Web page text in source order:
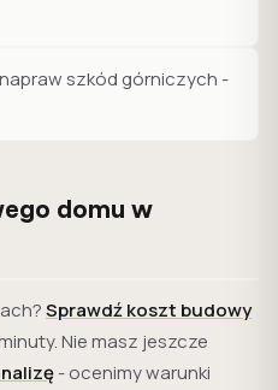
szkód górniczych -
domu w
Sprawdź koszt budowy
Nie masz jeszcze
- ocenimy warunki